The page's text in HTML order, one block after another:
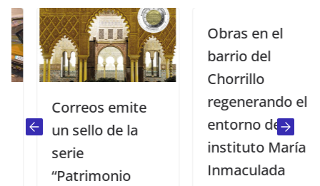
Correos emite
un sello de la
serie
“Patrimonio
Obras en el
barrio del
Chorrillo
regenerando el
entorno del
instituto María
Inmaculada